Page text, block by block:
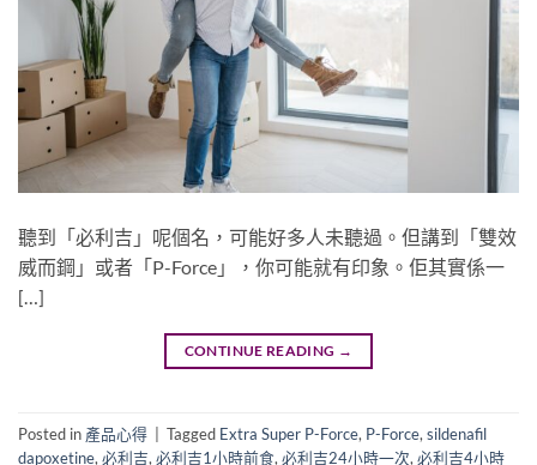
聽到「必利吉」呢個名，可能好多人未聽過。但講到「雙效
威而鋼」或者「P-Force」，你可能就有印象。佢其實係一
[…]
CONTINUE READING →
Posted in 產品心得 Tagged Extra Super P-Force, P-Force, sildenafil
dapoxetine, 必利吉, 必利吉1小時前食, 必利吉24小時一次, 必利吉4小時